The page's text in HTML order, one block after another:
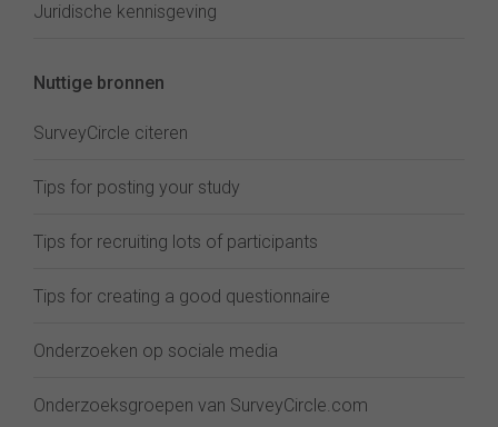
Juridische kennisgeving
Nuttige bronnen
SurveyCircle citeren
Tips for posting your study
Tips for recruiting lots of participants
Tips for creating a good questionnaire
Onderzoeken op sociale media
Onderzoeksgroepen van SurveyCircle.com